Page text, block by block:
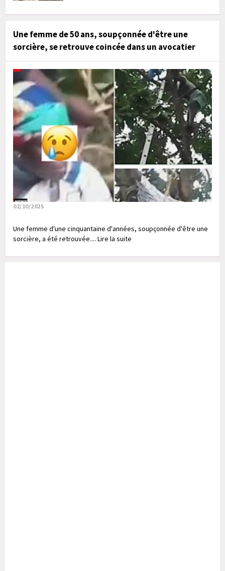
Une femme de 50 ans, soupçonnée d'être une
sorcière, se retrouve coincée dans un avocatier
02/10/2025
Une femme d'une cinquantaine d'années, soupçonnée d'être une
sorcière, a été retrouvée.... Lire la suite